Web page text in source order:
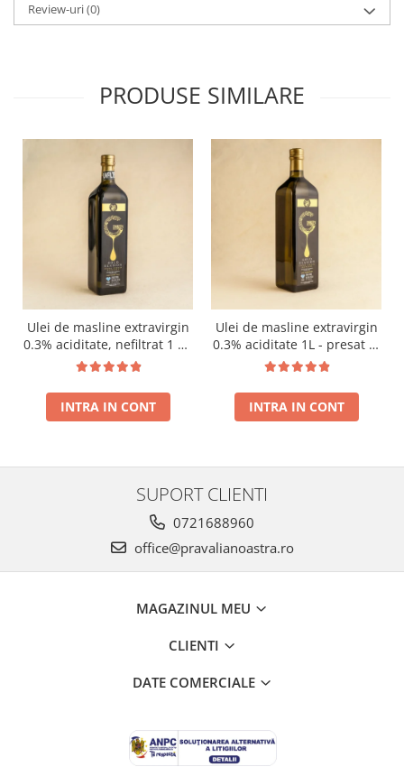
Review-uri(0)
PRODUSE SIMILARE
Ulei de masline extravirgin
0.3% aciditate, nefiltrat 1 L -
presat la rece RECOLTA
INTRA IN CONT
Ulei de masline extravirgin
0.3% aciditate 1L - presat la
rece RECOLTA NOUA
INTRA IN CONT
SUPORT CLIENTI
0721688960
office@pravalianoastra.ro
MAGAZINUL MEU
CLIENTI
DATE COMERCIALE